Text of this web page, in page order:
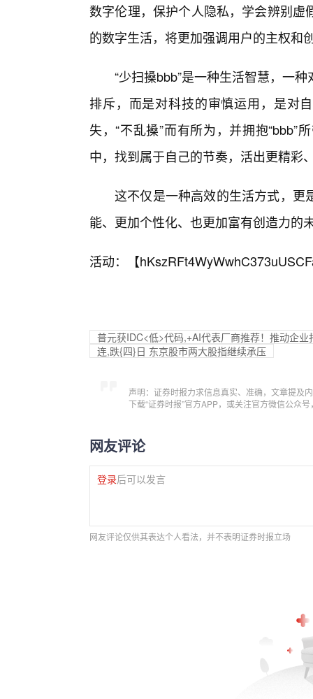
数字伦理，保护个人隐私，学会辨别
的数字生活，将更加强调用户的主权和
“少扫搡bbb”是一种生活智慧，一
排斥，而是对科技的审慎运用，是对
失，“不乱搡”而有所为，并拥抱
中，找到属于自己的节奏，活出更精彩
这不仅是一种高效的生活方式，更
能、更加个性化、也更加富有创造力的
活动：【
普元获IDC<低>代码,+AI代表厂商推荐！推动企业
连,跌{四}日 东京股市两大股指继续承压
声明：证券时报力求信息真实、准确，文章提及
下载“证券时报”官方APP，或关注官方微信公众
网友评论
登录后可以发言
网友评论仅供其表达个人看法，并不表明证券时报立场